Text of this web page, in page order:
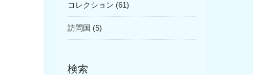
コレクション (61)
訪問国 (5)
検索